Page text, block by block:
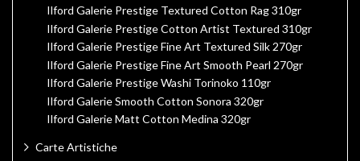
Ilford Galerie Prestige Textured Cotton Rag 310gr
Ilford Galerie Prestige Cotton Artist Textured 310gr
Ilford Galerie Prestige Fine Art Textured Silk 270gr
Ilford Galerie Prestige Fine Art Smooth Pearl 270gr
Ilford Galerie Prestige Washi Torinoko 110gr
Ilford Galerie Smooth Cotton Sonora 320gr
Ilford Galerie Matt Cotton Medina 320gr
Carte Artistiche